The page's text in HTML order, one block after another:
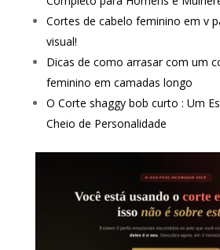
Cortes de cabelo feminino em v
visual!
Dicas de como arrasar com um
feminino em camadas longo
O Corte shaggy bob curto : Um
Cheio de Personalidade